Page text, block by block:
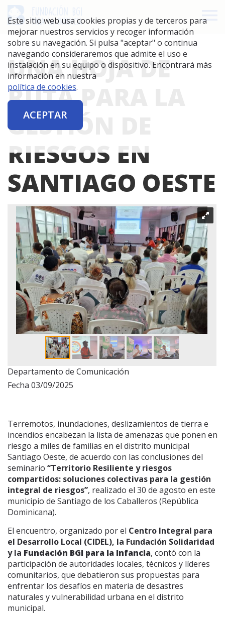
Este sitio web usa cookies propias y de terceros para
mejorar nuestros servicios y recoger información
sobre su navegación. Si pulsa "aceptar" o continua
navegando consideraremos que admite el uso e
instalación en su equipo o dispositivo. Encontrará más
información en nuestra
política de cookies.
ACEPTAR
UNA HOJA DE
RUTA PARA LA
GESTIÓN DE
RIESGOS EN
SANTIAGO OESTE
Departamento de Comunicación
Fecha 03/09/2025
Terremotos, inundaciones, deslizamientos de tierra e
incendios encabezan la lista de amenazas que ponen en
riesgo a miles de familias en el distrito municipal
Santiago Oeste, de acuerdo con las conclusiones del
seminario “Territorio Resiliente y riesgos
compartidos: soluciones colectivas para la gestión
integral de riesgos”, realizado el 30 de agosto en este
municipio de Santiago de los Caballeros (República
Dominicana).
El encuentro, organizado por el Centro Integral para
el Desarrollo Local (CIDEL), la Fundación Solidaridad
y la Fundación BGI para la Infancia, contó con la
participación de autoridades locales, técnicos y líderes
comunitarios, que debatieron sus propuestas para
enfrentar los desafíos en materia de desastres
naturales y vulnerabilidad urbana en el distrito
municipal.